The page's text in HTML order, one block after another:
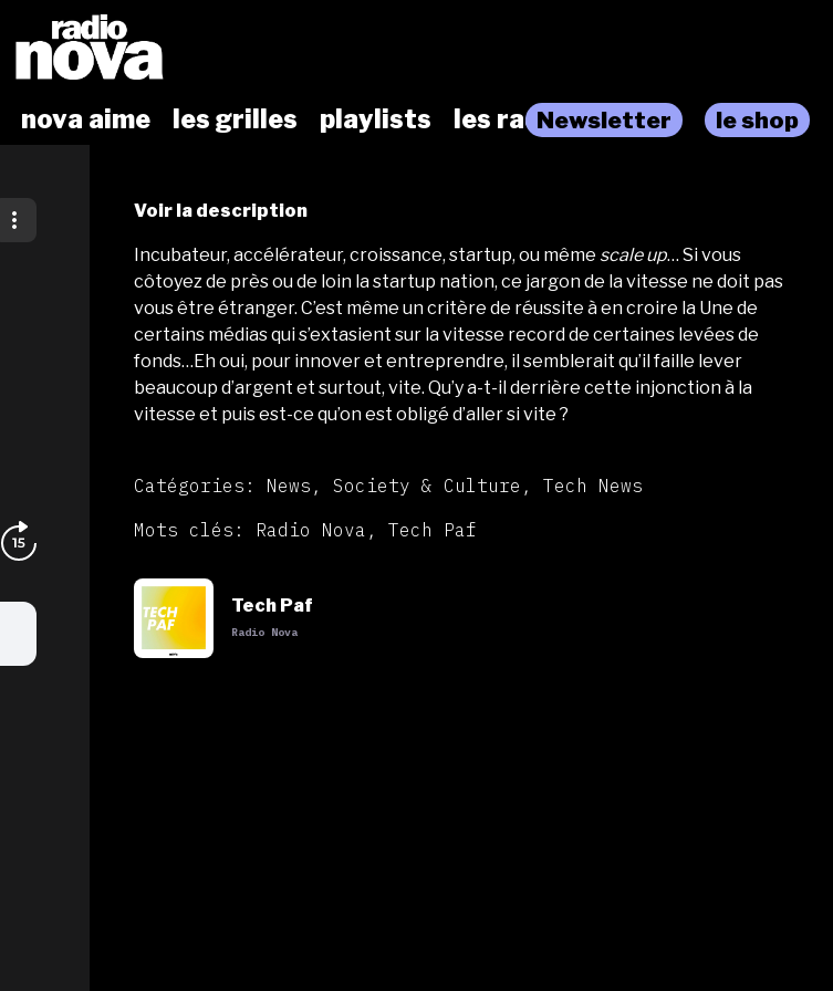
nova aime les grilles playlists les radiosNewsletter le shop
Voir la description
Incubateur, accélérateur, croissance, startup, ou même scale up… Si vous
côtoyez de près ou de loin la startup nation, ce jargon de la vitesse ne doit pas
vous être étranger. C’est même un critère de réussite à en croire la Une de
certains médias qui s’extasient sur la vitesse record de certaines levées de
fonds…Eh oui, pour innover et entreprendre, il semblerait qu’il faille lever
beaucoup d’argent et surtout, vite. Qu’y a-t-il derrière cette injonction à la
vitesse et puis est-ce qu’on est obligé d’aller si vite ?
Catégories: News, Society & Culture, Tech News
Mots clés: Radio Nova, Tech Paf
Tech Paf
Radio Nova